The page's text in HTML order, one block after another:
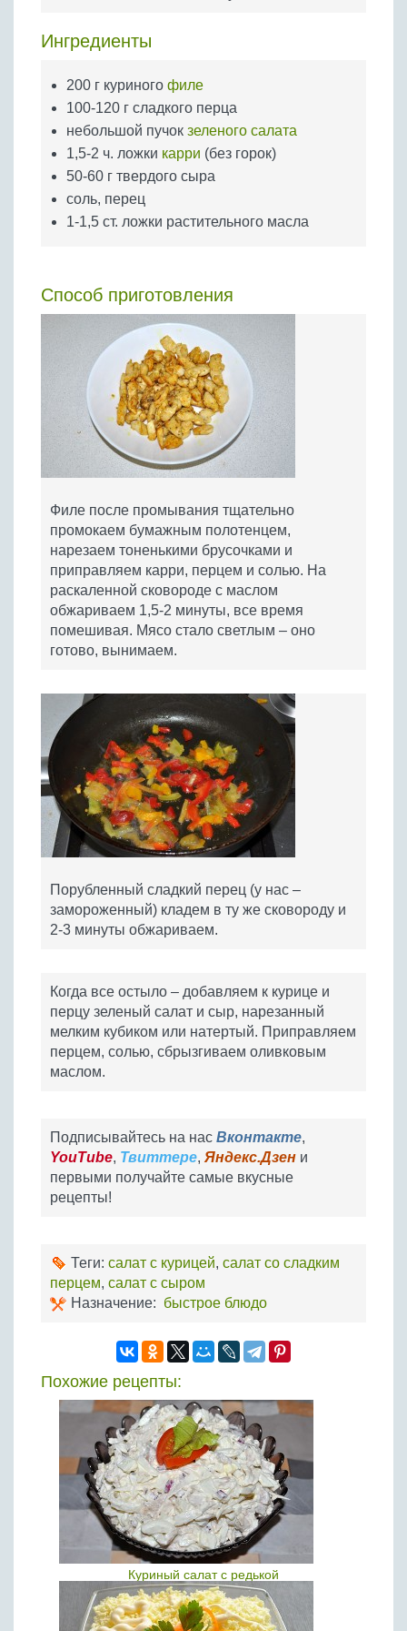
Яйца
Ингредиенты
200 г куриного филе
100-120 г сладкого перца
небольшой пучок зеленого салата
1,5-2 ч. ложки карри (без горок)
50-60 г твердого сыра
соль, перец
1-1,5 ст. ложки растительного масла
Способ приготовления
Филе после промывания тщательно
промокаем бумажным полотенцем,
нарезаем тоненькими брусочками и
приправляем карри, перцем и солью. На
раскаленной сковороде с маслом
обжариваем 1,5-2 минуты, все время
помешивая. Мясо стало светлым – оно
готово, вынимаем.
Порубленный сладкий перец (у нас –
замороженный) кладем в ту же сковороду и
2-3 минуты обжариваем.
Когда все остыло – добавляем к курице и
перцу зеленый салат и сыр, нарезанный
мелким кубиком или натертый. Приправляем
перцем, солью, сбрызгиваем оливковым
маслом.
Подписывайтесь на нас Вконтакте,
YouTube, Твиттере, Яндекс.Дзен и
первыми получайте самые вкусные
рецепты!
Теги: салат с курицей, салат со сладким
перцем, салат с сыром
Назначение: быстрое блюдо
Похожие рецепты:
Куриный салат с редькой